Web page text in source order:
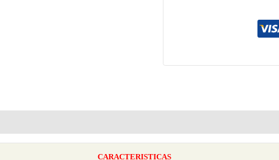
CARACTERISTICAS